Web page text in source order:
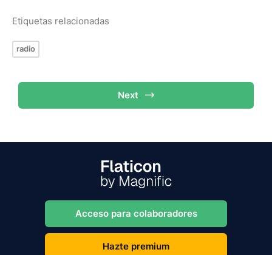
Etiquetas relacionadas
radio
Next
Acceso para colaboradores
Hazte premium